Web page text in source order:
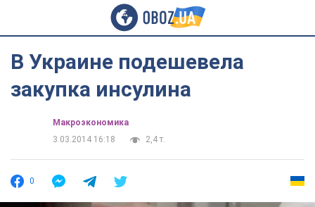
В Украине подешевела
закупка инсулина
Mакроэкономика
3.03.2014 16:18
2,4 т.
0